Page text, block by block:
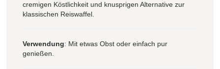
cremigen Köstlichkeit und knusprigen Alternative zur
klassischen Reiswaffel.
Verwendung: Mit etwas Obst oder einfach pur
genießen.